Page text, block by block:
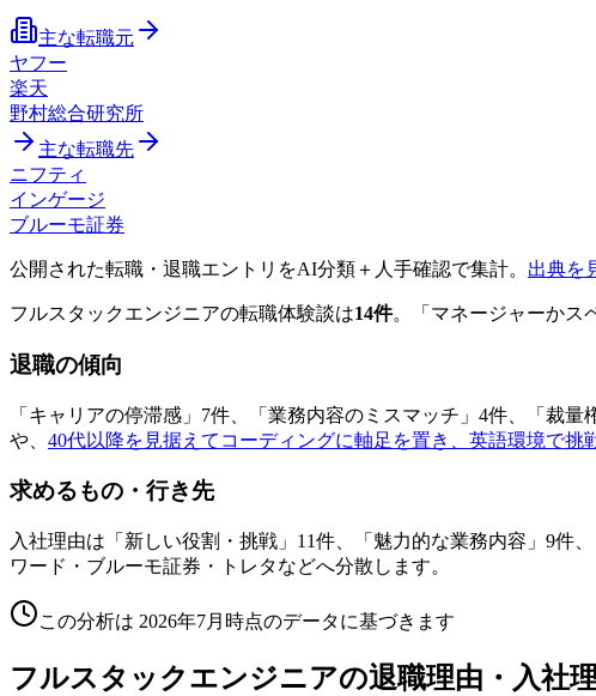
主な転職元
ヤフー
楽天
野村総合研究所
主な転職先
ニフティ
インゲージ
ブルーモ証券
公開された転職・退職エントリをAI分類＋人手確認で集計。 出典を
フルスタックエンジニアの転職体験談は14件。「マネージャーかス
退職の傾向
「キャリアの停滞感」7件、「業務内容のミスマッチ」4件、「裁量
や、 40代以降を見据えてコーディングに軸足を置き、英語環境で挑
求めるもの・行き先
入社理由は「新しい役割・挑戦」11件、「魅力的な業務内容」9件
ワード・ブルーモ証券・トレタなどへ分散します。
この分析は 2026年7月 時点のデータに基づきます
フルスタックエンジニアの退職理由・入社